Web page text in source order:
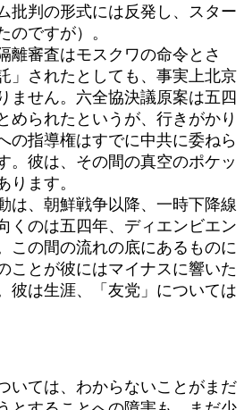
批判の形式には反発し、スター
のですが）。
審査はモスクワの命令とさ
」されたとしても、事実上北京
ません。六全協決議原案は五四
められたというが、行きがかり
の指導権はすでに中共に委ねら
。彼は、その間の真空のポケッ
ります。
は、朝鮮戦争以降、一時下降線
くのは五四年、ディエンビエン
この間の流れの底にあるものに
ことが彼にはマイナスに響いた
彼は生涯、「友党」については
いては、わからないことがまだ